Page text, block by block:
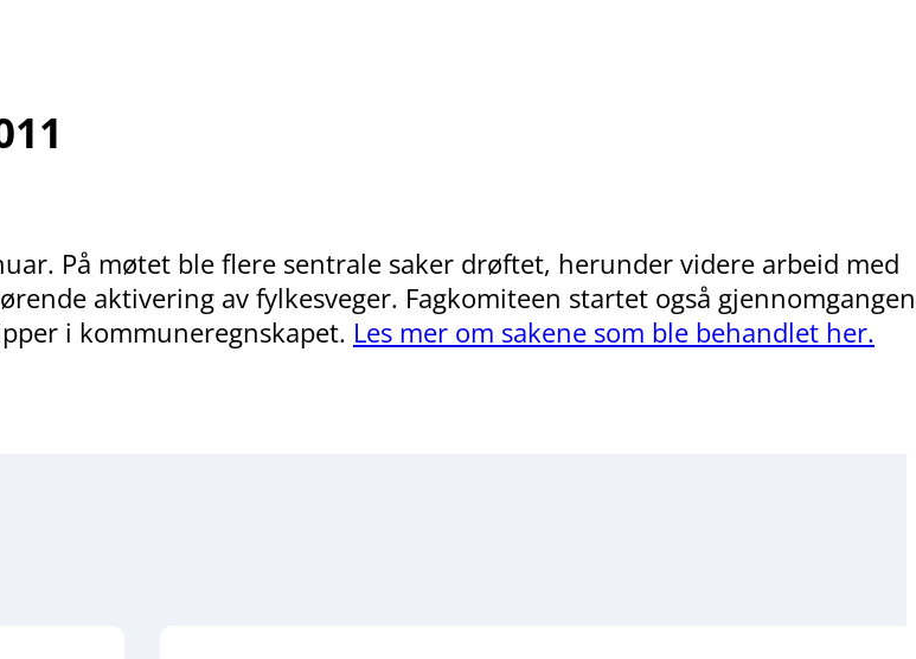
På møtet ble flere sentrale saker drøftet, herunder videre arbeid med
aktivering av fylkesveger. Fagkomiteen startet også
i kommuneregnskapet. Les mer om sakene som ble behandlet her.